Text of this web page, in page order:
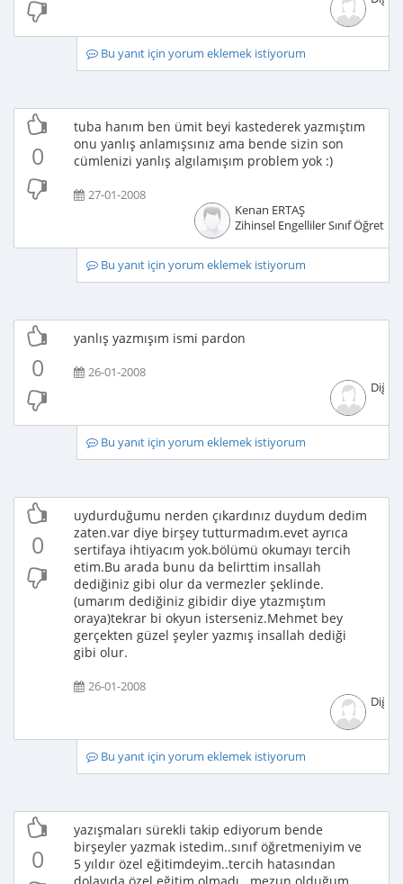
Bu yanıt için yorum eklemek istiyorum
0
tuba hanım ben ümit beyi kastederek yazmıştım
onu yanlış anlamışsınız ama bende sizin son
cümlenizi yanlış algılamışım problem yok :)
27-01-2008
Kenan ERTAŞ
Zihinsel Engelliler Sınıf
Bu yanıt için yorum eklemek istiyorum
0
yanlış yazmışım ismi pardon
26-01-2008
Diğer
Bu yanıt için yorum eklemek istiyorum
0
uydurduğumu nerden çıkardınız duydum dedim
zaten.var diye birşey tutturmadım.evet ayrıca
sertifaya ihtiyacım yok.bölümü okumayı tercih
etim.Bu arada bunu da belirttim insallah
dediğiniz gibi olur da vermezler şeklinde.
(umarım dediğiniz gibidir diye ytazmıştım
oraya)tekrar bi okyun isterseniz.Mehmet bey
gerçekten güzel şeyler yazmış insallah dediği
gibi olur.
26-01-2008
Diğer
Bu yanıt için yorum eklemek istiyorum
0
yazışmaları sürekli takip ediyorum bende
birşeyler yazmak istedim..sınıf öğretmeniyim ve
5 yıldır özel eğitimdeyim..tercih hatasından